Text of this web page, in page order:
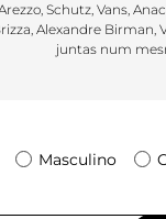
Schutz, Vans,
Alexandre Birman,
juntas num
Masculino